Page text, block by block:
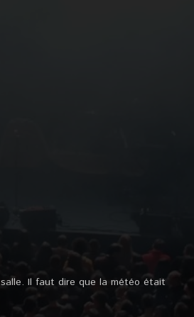
Il faut dire que la météo était